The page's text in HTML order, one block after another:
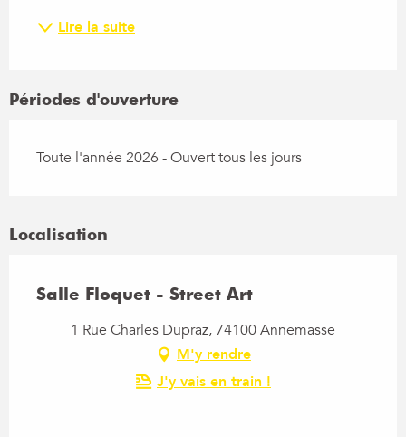
Lire la suite
Périodes d'ouverture
Toute l'année 2026 - Ouvert tous les jours
Localisation
Salle Floquet - Street Art
1 Rue Charles Dupraz, 74100 Annemasse
M'y rendre
J'y vais en train !